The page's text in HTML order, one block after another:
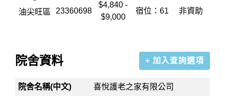
油尖旺區 23360698
$4,840 -
$9,000
宿位：61 非資助
院舍資料 + 加入查詢選項
院舍名稱(中文) 喜悅護老之家有限公司